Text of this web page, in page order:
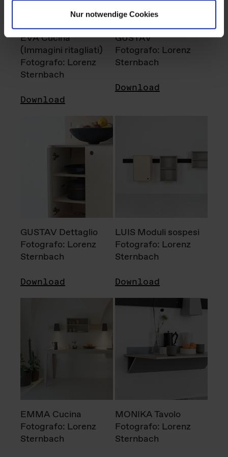
Nur notwendige Cookies
EVA Cucina
(Immagini ritagliati)
Fotografo: Lorenz
Sternbach
Download
GUSTAV
Fotografo: Lorenz
Sternbach
Download
GUSTAV Dettaglio
Fotografo: Lorenz
Sternbach
Download
LUIS Moduli sospesi
Fotografo: Lorenz
Sternbach
Download
EMMA Cucina
Fotografo: Lorenz
Sternbach
MONIKA Tavolo
Fotografo: Lorenz
Sternbach